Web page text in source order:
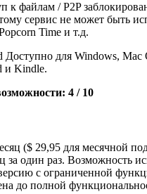
к файлам / P2P
сервис не может быть
Time и т.д.
Доступно для Windows, Mac
и Kindle.
4 / 10
($ 29,95 для месячной
за один раз. Возможность
с ограниченной
​​до полной